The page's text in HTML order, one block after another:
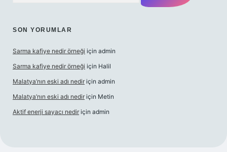
SON YORUMLAR
Sarma kafiye nedir örneği için admin
Sarma kafiye nedir örneği için Halil
Malatya’nın eski adı nedir için admin
Malatya’nın eski adı nedir için Metin
Aktif enerji sayacı nedir için admin